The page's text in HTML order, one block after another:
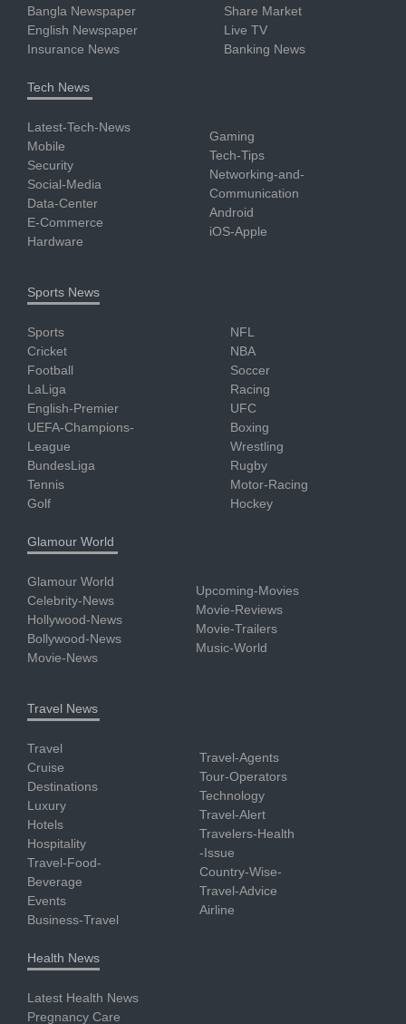
Bangla Newspaper
English Newspaper
Insurance News
Share Market
Live TV
Banking News
Tech News
Latest-Tech-News
Mobile
Security
Social-Media
Data-Center
E-Commerce
Hardware
Gaming
Tech-Tips
Networking-and-
Communication
Android
iOS-Apple
Sports News
Sports
Cricket
Football
LaLiga
English-Premier
UEFA-Champions-
League
BundesLiga
Tennis
Golf
NFL
NBA
Soccer
Racing
UFC
Boxing
Wrestling
Rugby
Motor-Racing
Hockey
Glamour World
Glamour World
Celebrity-News
Hollywood-News
Bollywood-News
Movie-News
Upcoming-Movies
Movie-Reviews
Movie-Trailers
Music-World
Travel News
Travel
Cruise
Destinations
Luxury
Hotels
Hospitality
Travel-Food-
Beverage
Events
Business-Travel
Travel-Agents
Tour-Operators
Technology
Travel-Alert
Travelers-Health
-Issue
Country-Wise-
Travel-Advice
Airline
Health News
Latest Health News
Pregnancy Care